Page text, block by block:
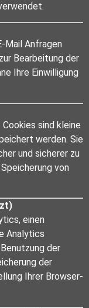
Mail Anfragen
Bearbeitung der
Ihre Einwilligung
sind kleine
werden. Sie
und sicherer zu
von
einen
Analytics
der
der
Ihrer Browser-